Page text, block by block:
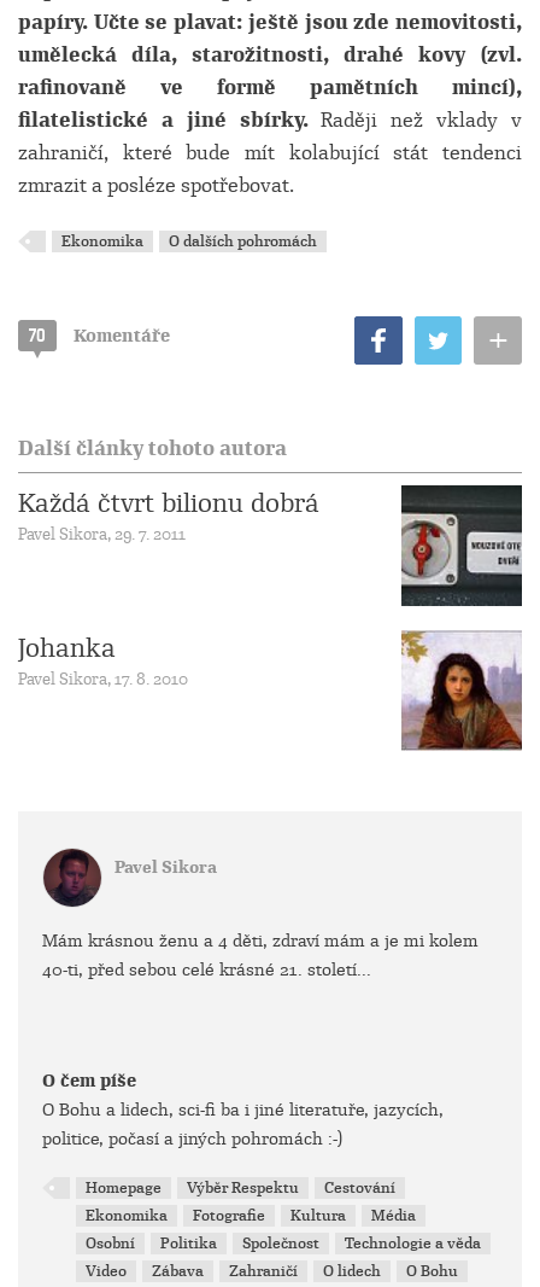
papíry. Učte se plavat: ještě jsou zde nemovitosti,
umělecká díla, starožitnosti, drahé kovy (zvl.
rafinovaně ve formě pamětních mincí),
filatelistické a jiné sbírky.Raději než vklady v
zahraničí, které bude mít kolabující stát tendenci
zmrazit a posléze spotřebovat.
Ekonomika O dalších pohromách
70 Komentáře +
Další články tohoto autora
Každá čtvrt bilionu dobrá
Pavel Sikora, 29. 7. 2011
Johanka
Pavel Sikora, 17. 8. 2010
Pavel Sikora
Mám krásnou ženu a 4 děti, zdraví mám a je mi kolem
40-ti, před sebou celé krásné 21. století...
O čem píše
O Bohu a lidech, sci-fi ba i jiné literatuře, jazycích,
politice, počasí a jiných pohromách :-)
Homepage Výběr Respektu
Cestování
Ekonomika
Fotografie Kultura
Média
Osobní
Politika Společnost
Technologie a věda
Video
Zábava Zahraničí O lidech O Bohu